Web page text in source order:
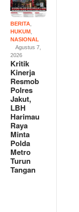
Kritik Kinerja
Jakut, LBH
Minta Polda Metro
Tangan
BERITA
HUKUM
NASIONAL
Agustus 7,
2026
Kritik
Kinerja
Resmob
Polres
Jakut,
LBH
Harimau
Raya
Minta
Polda
Metro
Turun
Tangan